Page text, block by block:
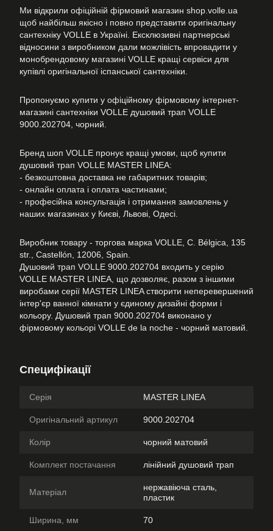
Ми відкрили офіційній фірмовий магазин shop.volle.ua
щоб найбільш якісно і повно представити оригінальну
сантехніку VOLLE в Україні. Ексклюзивні партнерські
відносини з виробником дали можлівість впровадити у
монобрендовому магазині VOLLE кращі сервіси для
купівлі оригінальної іспанської сантехніки.
Пропонуємо купити у офіційному фірмовому інтернет-
магазині сантехніки VOLLE душовий трап VOLLE
9000.202704, чорний.
Бренд шоп VOLLE пронує кращі умови, щоб купити
душовий трап VOLLE MASTER LINEA:
- безкоштовна доставка не габаритних товарів;
- онлайн оплата і оплата частинами;
- професійна консультація і отримання замовлень у
наших магазинах у Києві, Львові, Одесі.
Виробник товару - торгова марка VOLLE, C. Bélgica, 135
str., Castellón, 12006, Spain.
Душовий трап VOLLE 9000.202704 входить у серію
VOLLE MASTER LINEA, що дозволяє, разом з іншими
виробами серії MASTER LINEA створити неперевершений
інтер'єр ванної кімнати у єдиному дизайні форми і
кольору. Душовий трап 9000.202704 виконано у
фірмовому кольорі VOLLE de la noche - чорний матовий.
Специфікації
Серія MASTER LINEA
Оригінальний артикул 9000.202704
Колір чорний матовий
Комплект постачання лінійний душовий трап
Матеріал
нержавіюча сталь,
пластик
Ширина, мм 70